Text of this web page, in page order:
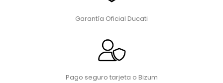
Garantía Oficial Ducati
Pago seguro tarjeta o Bizum